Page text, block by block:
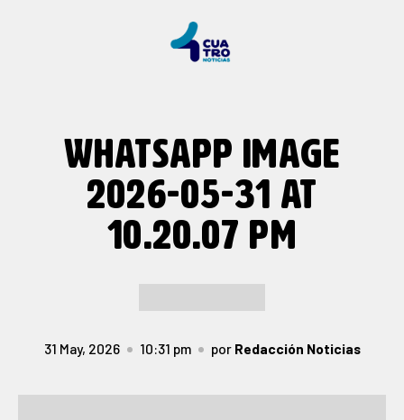
WHATSAPP IMAGE
2026-05-31 AT
10.20.07 PM
31 May, 2026 10:31 pm por Redacción Noticias